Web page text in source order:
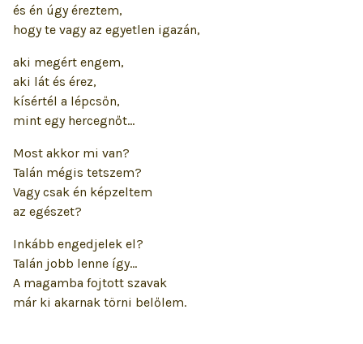
és én úgy éreztem,
hogy te vagy az egyetlen igazán,
aki megért engem,
aki lát és érez,
kísértél a lépcsőn,
mint egy hercegnőt…
Most akkor mi van?
Talán mégis tetszem?
Vagy csak én képzeltem
az egészet?
Inkább engedjelek el?
Talán jobb lenne így…
A magamba fojtott szavak
már ki akarnak törni belőlem.